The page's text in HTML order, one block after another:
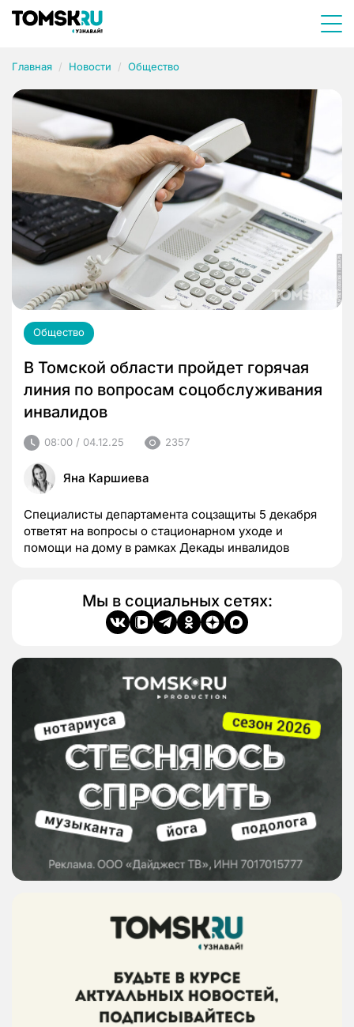
Главная Новости Общество
Общество
В Томской области пройдет горячая
линия по вопросам соцобслуживания
инвалидов
08:00 / 04.12.25 2357
Яна Каршиева
Специалисты департамента соцзащиты 5 декабря
ответят на вопросы о стационарном уходе и
помощи на дому в рамках Декады инвалидов
Мы в социальных сетях: